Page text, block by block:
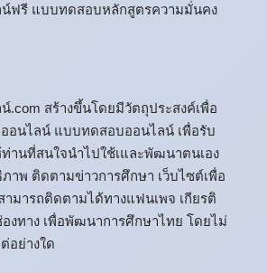
น์ฟรี แบบทดสอบหลักสูตรความมั่นคง
.com สร้างขึ้นโดยมีวัตถุประสงค์เพื่อ
ออนไลน์ แบบทดสอบออนไลน์ เพื่อรับ
ท่านที่สนใจนำไปใช้เและพัฒนาตนเอง
าพ ติดตามข่าวการศึกษา เว็บไซต์เพื่อ
ามารถติดตามได้ทางแฟนเพจ เกียรติ
งทาง เพื่อพัฒนาการศึกษาไทย โดยไม่
อย่างใด